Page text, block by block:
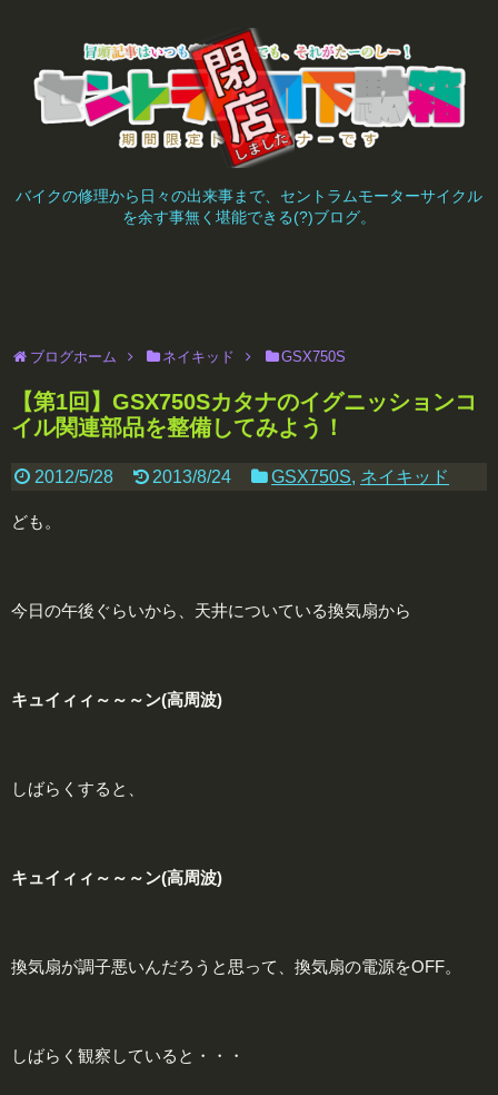
バイクの修理から日々の出来事まで、セントラムモーターサイクル
を余す事無く堪能できる(?)ブログ。
ブログホーム ネイキッド GSX750S
【第1回】GSX750Sカタナのイグニッションコ
イル関連部品を整備してみよう！
2012/5/28 2013/8/24 GSX750S, ネイキッド
ども。
今日の午後ぐらいから、天井についている換気扇から
キュイィィ～～～ン(高周波)
しばらくすると、
キュイィィ～～～ン(高周波)
換気扇が調子悪いんだろうと思って、換気扇の電源をOFF。
しばらく観察していると・・・